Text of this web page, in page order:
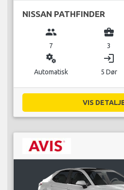
NISSAN PATHFINDER
group
7
business_center
3
miscellaneous_services
Automatisk
login
5 Dør
VIS